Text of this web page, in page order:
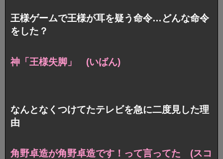
王様ゲームで王様が耳を疑う命令…どんな命令
をした？
神「王様失脚」 (いばん)
なんとなくつけてたテレビを急に二度見した理
由
角野卓造が角野卓造です！って言ってた (スコ